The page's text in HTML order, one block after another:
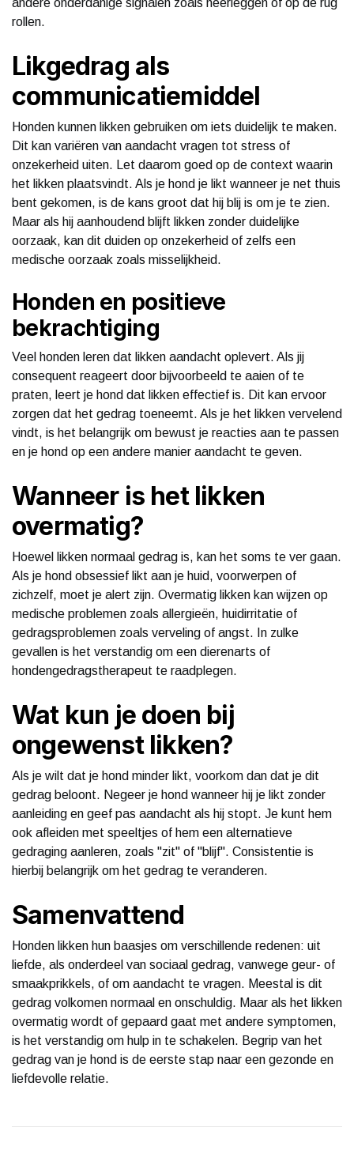
rollen.
Likgedrag als
communicatiemiddel
Honden kunnen likken gebruiken om iets duidelijk te maken.
Dit kan variëren van aandacht vragen tot stress of
onzekerheid uiten. Let daarom goed op de context waarin
het likken plaatsvindt. Als je hond je likt wanneer je net thuis
bent gekomen, is de kans groot dat hij blij is om je te zien.
Maar als hij aanhoudend blijft likken zonder duidelijke
oorzaak, kan dit duiden op onzekerheid of zelfs een
medische oorzaak zoals misselijkheid.
Honden en positieve
bekrachtiging
Veel honden leren dat likken aandacht oplevert. Als jij
consequent reageert door bijvoorbeeld te aaien of te
praten, leert je hond dat likken effectief is. Dit kan ervoor
zorgen dat het gedrag toeneemt. Als je het likken vervelend
vindt, is het belangrijk om bewust je reacties aan te passen
en je hond op een andere manier aandacht te geven.
Wanneer is het likken
overmatig?
Hoewel likken normaal gedrag is, kan het soms te ver gaan.
Als je hond obsessief likt aan je huid, voorwerpen of
zichzelf, moet je alert zijn. Overmatig likken kan wijzen op
medische problemen zoals allergieën, huidirritatie of
gedragsproblemen zoals verveling of angst. In zulke
gevallen is het verstandig om een dierenarts of
hondengedragstherapeut te raadplegen.
Wat kun je doen bij
ongewenst likken?
Als je wilt dat je hond minder likt, voorkom dan dat je dit
gedrag beloont. Negeer je hond wanneer hij je likt zonder
aanleiding en geef pas aandacht als hij stopt. Je kunt hem
ook afleiden met speeltjes of hem een alternatieve
gedraging aanleren, zoals "zit" of "blijf". Consistentie is
hierbij belangrijk om het gedrag te veranderen.
Samenvattend
Honden likken hun baasjes om verschillende redenen: uit
liefde, als onderdeel van sociaal gedrag, vanwege geur- of
smaakprikkels, of om aandacht te vragen. Meestal is dit
gedrag volkomen normaal en onschuldig. Maar als het likken
overmatig wordt of gepaard gaat met andere symptomen,
is het verstandig om hulp in te schakelen. Begrip van het
gedrag van je hond is de eerste stap naar een gezonde en
liefdevolle relatie.